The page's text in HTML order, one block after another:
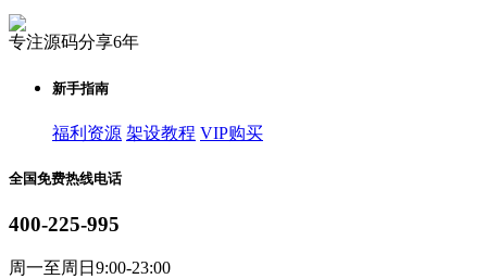
专注源码分享6年
新手指南
福利资源 架设教程 VIP购买
全国免费热线电话
400-225-995
周一至周日9:00-23:00